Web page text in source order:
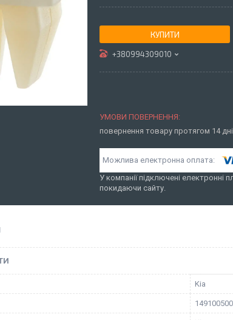
КУПИТИ
+380994309010
повернення товару протягом 14
У компанії підключені електронні
покидаючи сайту.
Kia